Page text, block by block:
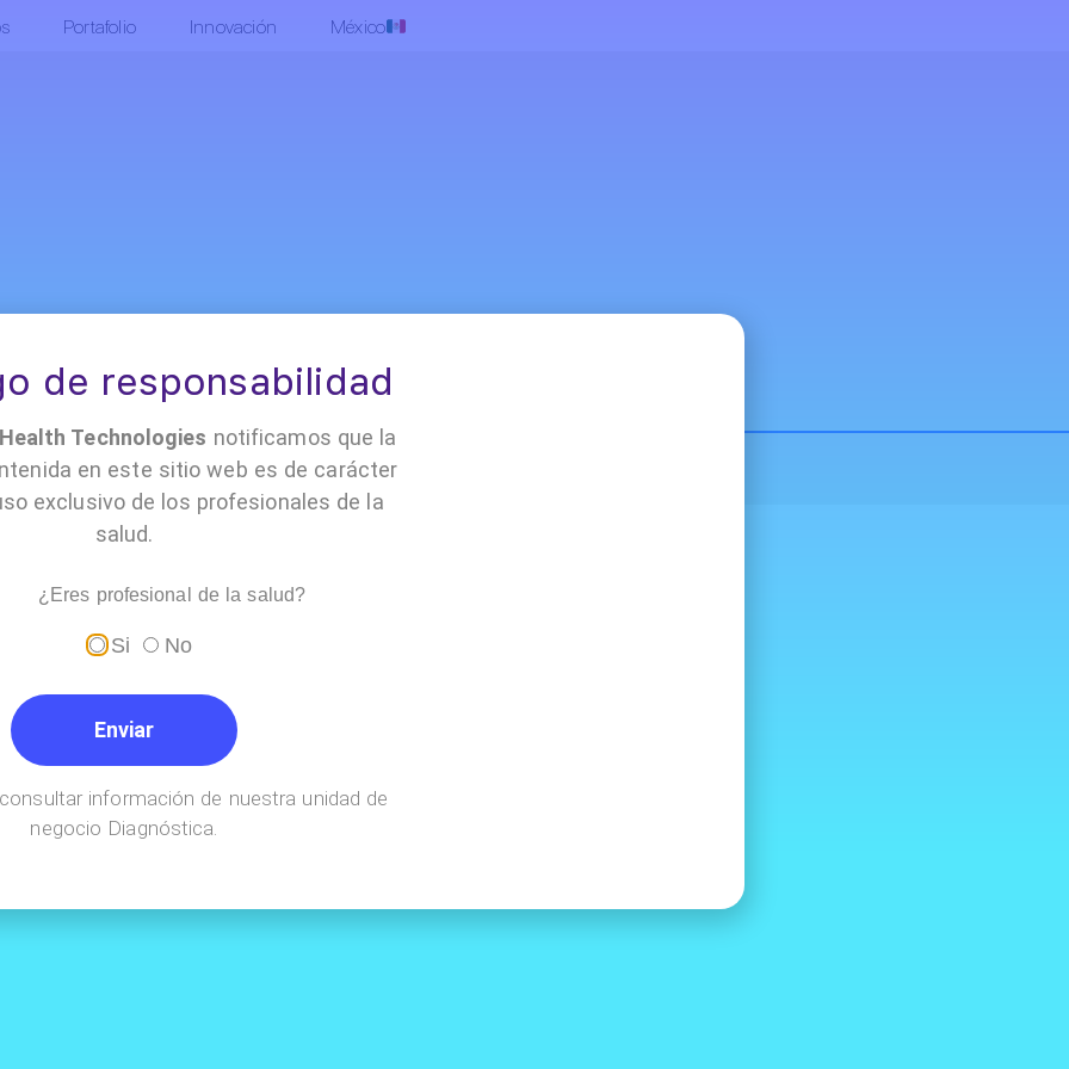
Portafolio Innovación México
• Políticas y documentación Trabaja con nosotros
de responsabilidad
Technologies notificamos que la
en este sitio web es de carácter
exclusivo de los profesionales de la
salud.
¿Eres profesional de la salud?
Si No
Enviar
información de nuestra unidad de
negocio Diagnóstica.